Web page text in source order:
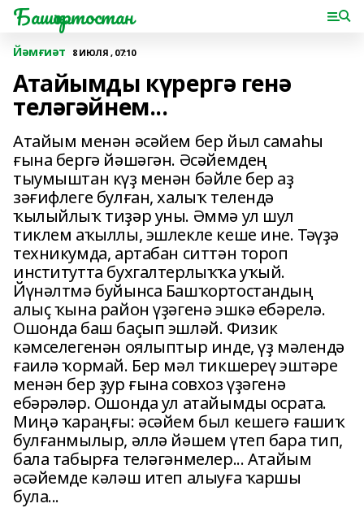
Башҡортостан
Йәмғиәт 8 ИЮЛЯ , 07:10
Атайымды күрергә генә
теләгәйнем...
Атайым менән әсәйем бер йыл самаһы
ғына бергә йәшәгән. Әсәйемдең
тыумыштан күҙ менән бәйле бер аҙ
зәғифлеге булған, халыҡ телендә
ҡылыйлыҡ тиҙәр уны. Әммә ул шул
тиклем аҡыллы, эшлекле кеше ине. Тәүҙә
техникумда, артабан ситтән тороп
институтта бухгалтерлыҡҡа уҡый.
Йүнәлтмә буйынса Башҡортостандың
алыҫ ҡына район үҙәгенә эшкә ебәрелә.
Ошонда баш баҫып эшләй. Физик
кәмселегенән оялыптыр инде, үҙ мәлендә
ғаилә ҡормай. Бер мәл тикшереү эштәре
менән бер ҙур ғына совхоз үҙәгенә
ебәрәләр. Ошонда ул атайымды осрата.
Миңә ҡараңғы: әсәйем был кешегә ғашиҡ
булғанмылыр, әллә йәшем үтеп бара тип,
бала табырға теләгәнмелер... Атайым
әсәйемде кәләш итеп алыуға ҡаршы
була...